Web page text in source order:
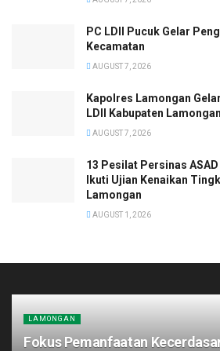
PC LDII Pucuk Gelar
Kecamatan
AUGUST 7, 2026
Kapolres Lamongan
LDII Kabupaten Lamongan
AUGUST 7, 2026
13 Pesilat Persinas
Ikuti Ujian Kenaikan
Lamongan
AUGUST 1, 2026
LAMONGAN
Fokus Pemanfaatan